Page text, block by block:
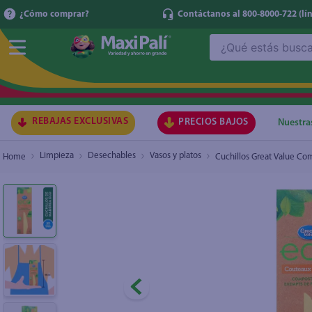
¿Cómo comprar? Contáctanos al 800-8000-722
REBAJAS EXCLUSIVAS PRECIOS BAJOS
Limpieza Desechables Vasos y platos Cuchillos Great Value
Cuchillos Great Value Compostables Eco - 30
1.
2.
5.
6.
.
8.